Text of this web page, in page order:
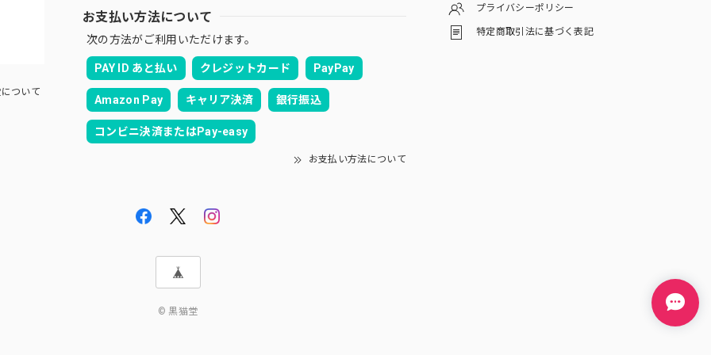
ついて
お支払い方法について
次の方法がご利用いただけます。
PAY ID あと払い クレジットカード PayPay
Amazon Pay キャリア決済 銀行振込
コンビニ決済またはPay-easy
お支払い方法について
プライバシーポリシー
特定商取引法に基づく表記
© 黒猫堂